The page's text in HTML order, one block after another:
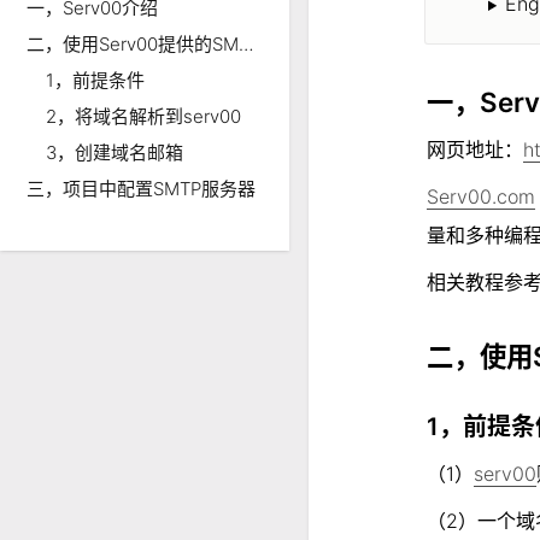
一，Serv00介绍
二，使用Serv00提供的SMTP服务
1，前提条件
2，将域名解析到serv00
3，创建域名邮箱
三，项目中配置SMTP服务器
一，
网页地址：
Serv00.com
量和多种编
相关教程参
二，使
1，前提
（1） serv00
（2）一个